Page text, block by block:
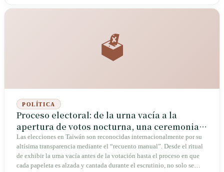
🗳️
POLÍTICA
Proceso electoral: de la urna vacía a la
apertura de votos nocturna, una ceremonia
democrática de participación nacional
Las elecciones en Taiwán son reconocidas internacionalmente por su
altísima transparencia mediante el “recuento manual”. Desde el ritual
de exhibir la urna vacía antes de la votación hasta el proceso en que
cada papeleta es alzada y cantada durante el escrutinio, no solo se